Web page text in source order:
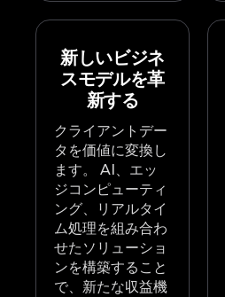
新しいビジネ
スモデルを革
新する
クライアントデー
タを価値に変換し
ます。 AI、エッ
ジコンピューティ
ング、リアルタイ
ム処理を組み合わ
せたソリューショ
ンを構築すること
で、新たな収益機